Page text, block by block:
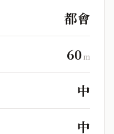
都會
60m
中
中